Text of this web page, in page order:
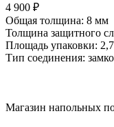
4 900 ₽
Общая толщина: 8 мм
Толщина защитного
Площадь упаковки:
Тип соединения:
Магазин напольных